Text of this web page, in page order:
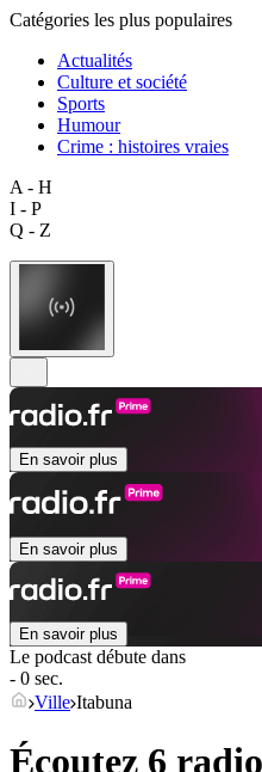
Catégories les plus populaires
Actualités
Culture et société
Sports
Humour
Crime : histoires vraies
A - H
I - P
Q - Z
En savoir plus
En savoir plus
En savoir plus
Le podcast débute dans
- 0 sec.
Ville Itabuna
Écoutez 6